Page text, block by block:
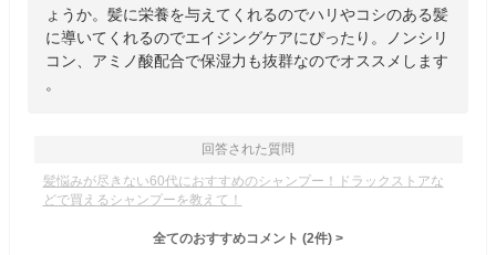
ょうか。髪に栄養を与えてくれるのでハリやコシのある髪
に導いてくれるのでエイジングケアにぴったり。ノンシリ
コン、アミノ酸配合で保湿力も抜群なのでオススメします
。
回答された質問
髪悩みが尽きない60代におすすめのシャンプー！ドラックストアな
どで買えるシャンプーを教えて！
全てのおすすめコメント (2件) >